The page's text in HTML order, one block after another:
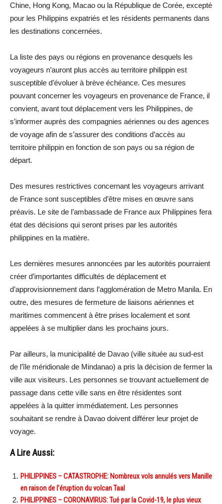
Chine, Hong Kong, Macao ou la République de Corée, excepté
pour les Philippins expatriés et les résidents permanents dans
les destinations concernées.
La liste des pays ou régions en provenance desquels les
voyageurs n’auront plus accès au territoire philippin est
susceptible d’évoluer à brève échéance. Ces mesures
pouvant concerner les voyageurs en provenance de France, il
convient, avant tout déplacement vers les Philippines, de
s’informer auprès des compagnies aériennes ou des agences
de voyage afin de s’assurer des conditions d’accès au
territoire philippin en fonction de son pays ou sa région de
départ.
Des mesures restrictives concernant les voyageurs arrivant
de France sont susceptibles d’être mises en œuvre sans
préavis. Le site de l’ambassade de France aux Philippines fera
état des décisions qui seront prises par les autorités
philippines en la matière.
Les dernières mesures annoncées par les autorités pourraient
créer d’importantes difficultés de déplacement et
d’approvisionnement dans l’agglomération de Metro Manila. En
outre, des mesures de fermeture de liaisons aériennes et
maritimes commencent à être prises localement et sont
appelées à se multiplier dans les prochains jours.
Par ailleurs, la municipalité de Davao (ville située au sud-est
de l’île méridionale de Mindanao) a pris la décision de fermer la
ville aux visiteurs. Les personnes se trouvant actuellement de
passage dans cette ville sans en être résidentes sont
appelées à la quitter immédiatement. Les personnes
souhaitant se rendre à Davao doivent différer leur projet de
voyage.
A Lire Aussi:
PHILIPPINES – CATASTROPHE: Nombreux vols annulés vers Manille
en raison de l’éruption du volcan Taal
PHILIPPINES – CORONAVIRUS: Tué par la Covid-19, le plus vieux